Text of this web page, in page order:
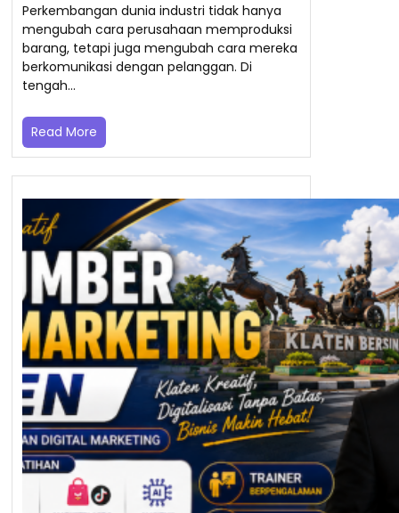
Perkembangan dunia industri tidak hanya
mengubah cara perusahaan memproduksi
barang, tetapi juga mengubah cara mereka
berkomunikasi dengan pelanggan. Di
tengah…
Read More